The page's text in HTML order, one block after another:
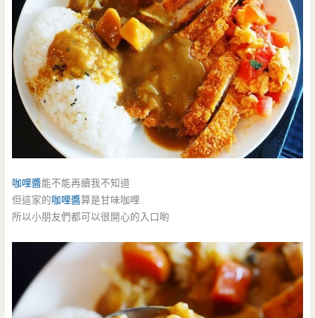
咖哩醬能不能再續我不知道
但這家的咖哩醬算是甘味咖哩
所以小朋友們都可以很開心的入口喲